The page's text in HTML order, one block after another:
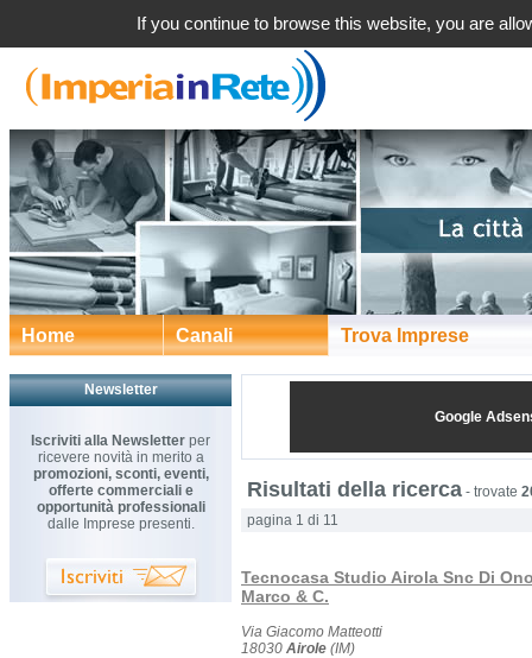
Home Canali Trova Imprese
Newsletter
Iscriviti alla Newsletter per
ricevere novità in merito a
promozioni, sconti, eventi,
offerte commerciali e
opportunità professionali
dalle Imprese presenti.
Google
Risultati della ricerca - trovate
pagina 1 di 11
Tecnocasa Studio Airola Snc Di
Marco & C.
Via Giacomo Matteotti
18030 Airole (IM)
If you continue to browse this website, you are